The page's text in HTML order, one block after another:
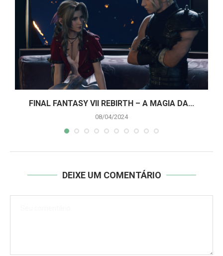
FINAL FANTASY VII REBIRTH – A MAGIA DA...
08/04/2024
DEIXE UM COMENTÁRIO